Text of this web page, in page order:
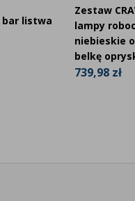
bar listwa
Zestaw
lampy
niebieskie
belkę
739,98 zł